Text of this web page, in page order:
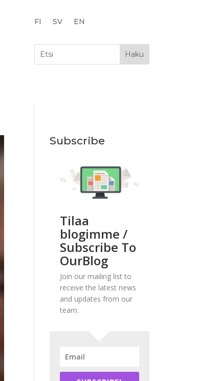
FI SV EN
Subscribe
Tilaa
blogimme /
Subscribe To
OurBlog
Join our mailing list to
receive the latest news
and updates from our
team.